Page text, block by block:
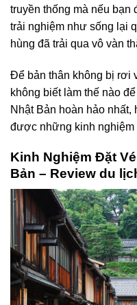
truyền thống mà nếu bạn
trải nghiệm như sống lại
hùng đã trải qua vô vàn
Để bản thân không bị rơi
không biết làm thế nào
Nhật Bản hoàn hảo nhất,
được những kinh
Kinh Nghiệm Đặt
Bản – Review du